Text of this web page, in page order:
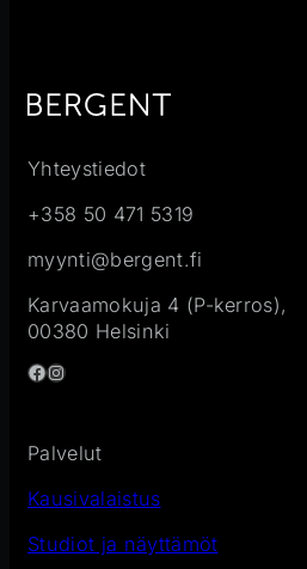
Yhteystiedot
+358 50 471 5319
myynti@bergent.fi
Karvaamokuja 4 (P-kerros),
00380 Helsinki
Facebook
Instagram
Palvelut
Kausivalaistus
Studiot ja näyttämöt